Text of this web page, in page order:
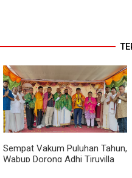
Sempat Vakum Puluhan Tahun,
Wabup Dorong Adhi Tiruvilla